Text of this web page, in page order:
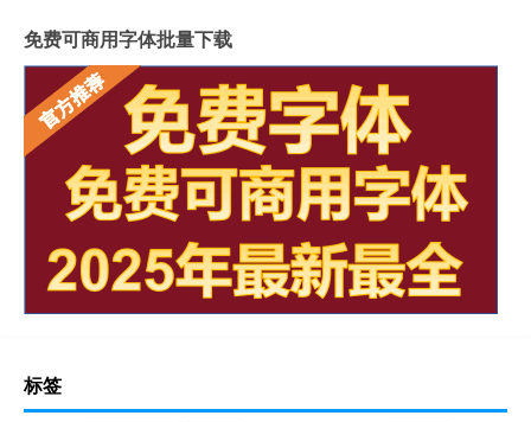
免费可商用字体批量下载
标签